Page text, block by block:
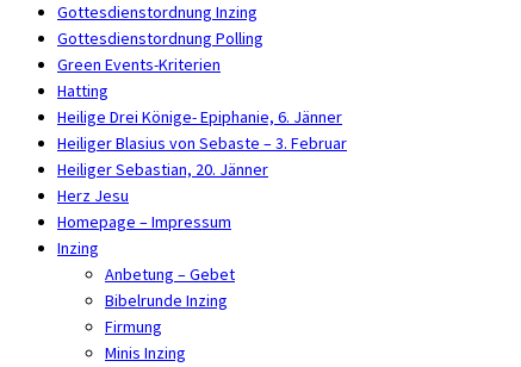
Gottesdienstordnung Inzing
Gottesdienstordnung Polling
Green Events-Kriterien
Hatting
Heilige Drei Könige- Epiphanie, 6. Jänner
Heiliger Blasius von Sebaste – 3. Februar
Heiliger Sebastian, 20. Jänner
Herz Jesu
Homepage – Impressum
Inzing
Anbetung – Gebet
Bibelrunde Inzing
Firmung
Minis Inzing